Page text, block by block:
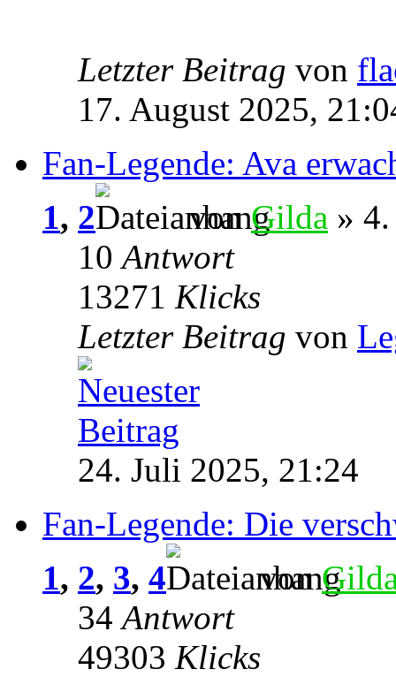
Letzter Beitrag von
17. August 2025,
Fan-Legende: Ava
1, 2 vonGilda »
10Antwort
13271 Klicks
Letzter Beitrag von
24. Juli 2025, 21:24
Fan-Legende: Die
1, 2, 3, 4 von
34Antwort
49303 Klicks